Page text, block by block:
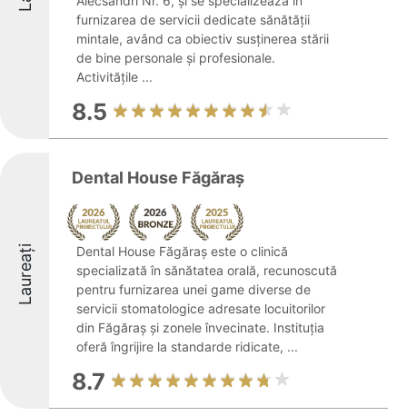
furnizarea de servicii dedicate sănătății
mintale, având ca obiectiv susținerea stării
de bine personale și profesionale.
Activitățile ...
8.5
Laureați
Dental House Făgăraș
Dental House Făgăraș este o clinică
specializată în sănătatea orală, recunoscută
pentru furnizarea unei game diverse de
servicii stomatologice adresate locuitorilor
din Făgăraș și zonele învecinate. Instituția
oferă îngrijire la standarde ridicate, ...
8.7